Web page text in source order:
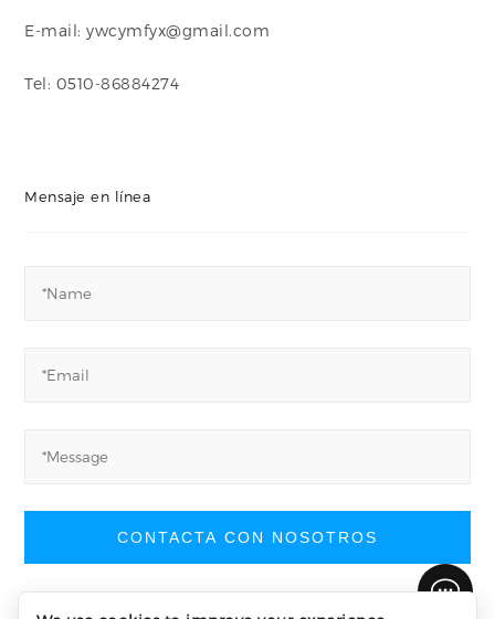
E-mail: ywcymfyx@gmail.com
Tel: 0510-86884274
Mensaje en línea
CONTACTA CON NOSOTROS